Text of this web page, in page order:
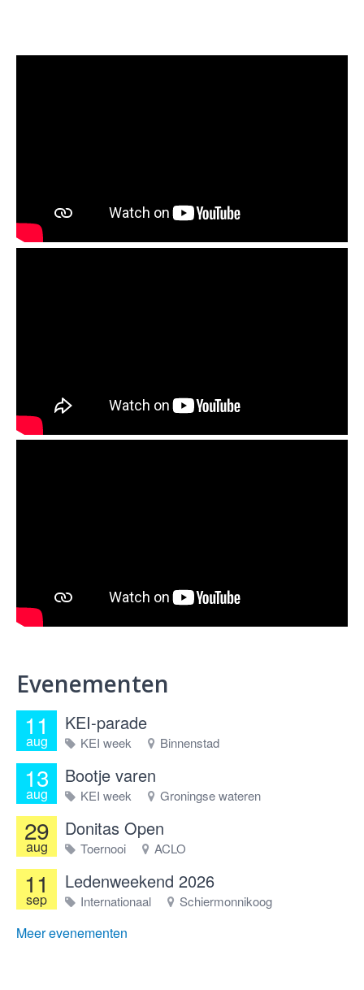
Evenementen
11
aug
KEI-parade
KEI week Binnenstad
13
aug
Bootje varen
KEI week Groningse wateren
29
aug
Donitas Open
Toernooi ACLO
11
sep
Ledenweekend 2026
Internationaal Schiermonnikoog
Meer evenementen